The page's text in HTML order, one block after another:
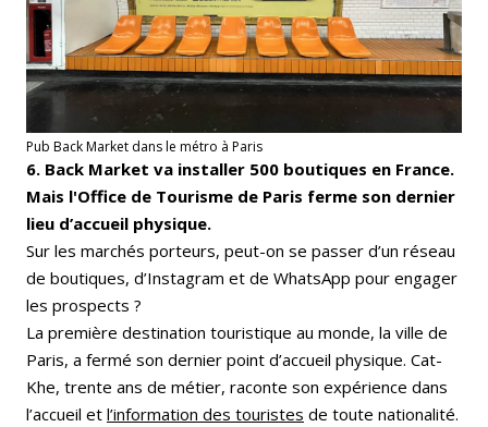
Pub Back Market dans le métro à Paris
6. Back Market va installer 500 boutiques en France.
Mais l'Office de Tourisme de Paris ferme son dernier
lieu d’accueil physique.
Sur les marchés porteurs, peut-on se passer d’un réseau
de boutiques, d’Instagram et de WhatsApp pour engager
les prospects ?
La première destination touristique au monde, la ville de
Paris, a fermé son dernier point d’accueil physique. Cat-
Khe, trente ans de métier, raconte son expérience dans
l’accueil et l’information des touristes de toute nationalité.